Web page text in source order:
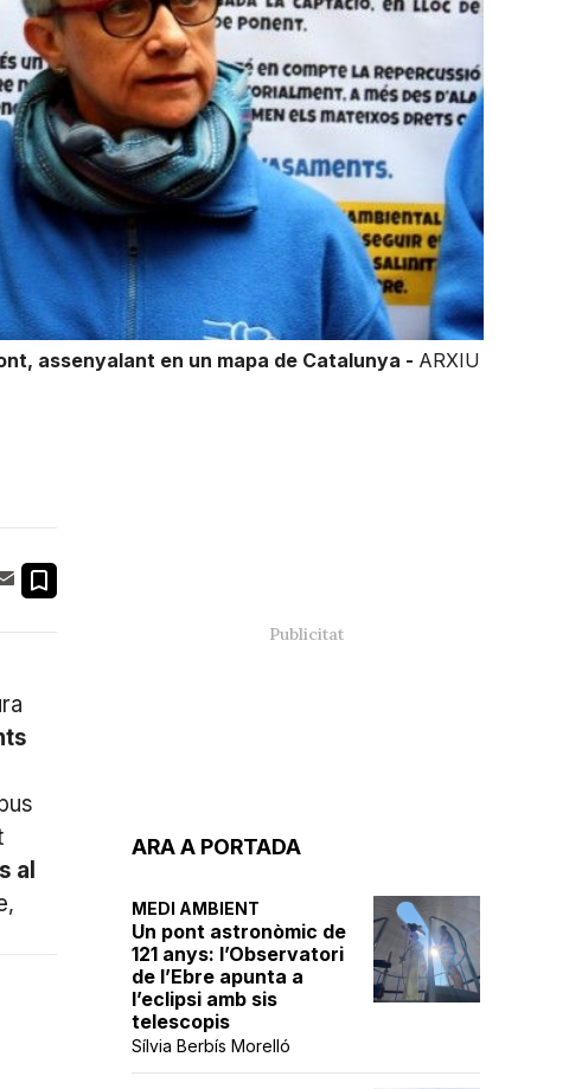
assenyalant en un mapa de Catalunya - ARXIU
ARA A PORTADA
MEDI AMBIENT
Un pont astronòmic de
121 anys: l’Observatori
de l’Ebre apunta a
l’eclipsi amb sis
telescopis
Sílvia Berbís Morelló
Email
al